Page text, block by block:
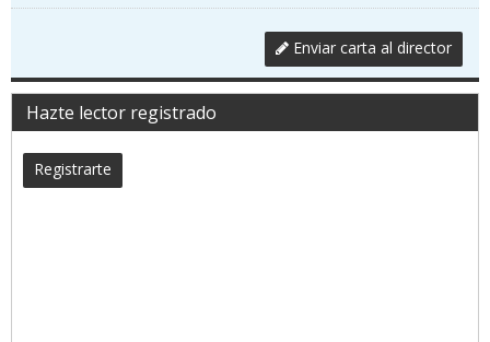
Enviar carta al director
Hazte lector registrado
Registrarte